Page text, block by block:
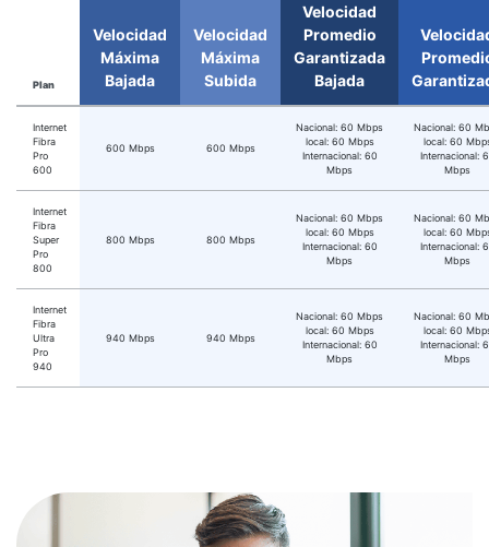
Plan
Velocidad
Máxima
Bajada
Velocidad
Máxima
Subida
Velocidad
Promedio
Garantizada
Bajada
Internet
Fibra
Pro
600
600 Mbps 600 Mbps
Nacional: 60 Mbps
local: 60 Mbps
Internacional: 60
Mbps
Nacional: 60
local: 60
Internacional:
Mbps
Internet
Fibra
Super
Pro
800
800 Mbps 800 Mbps
Nacional: 60 Mbps
local: 60 Mbps
Internacional: 60
Mbps
Nacional: 60
local: 60
Internacional:
Mbps
Internet
Fibra
Ultra
Pro
940
940 Mbps 940 Mbps
Nacional: 60 Mbps
local: 60 Mbps
Internacional: 60
Mbps
Nacional: 60
local: 60
Internacional:
Mbps